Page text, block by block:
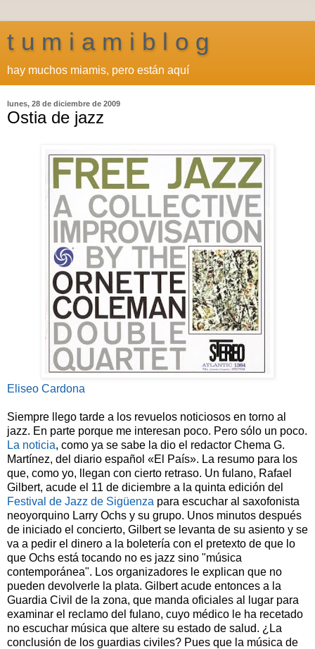
t u m i a m i b l o g
hay muchos miamis, pero están aquí
lunes, 28 de diciembre de 2009
Ostia de jazz
Eliseo Cardona
Siempre llego tarde a los revuelos noticiosos en torno al
jazz. En parte porque me interesan poco. Pero sólo un poco.
La noticia, como ya se sabe la dio el redactor Chema G.
Martínez, del diario español «El País». La resumo para los
que, como yo, llegan con cierto retraso. Un fulano, Rafael
Gilbert, acude el 11 de diciembre a la quinta edición del
Festival de Jazz de Sigüenza para escuchar al saxofonista
neoyorquino Larry Ochs y su grupo. Unos minutos después
de iniciado el concierto, Gilbert se levanta de su asiento y se
va a pedir el dinero a la boletería con el pretexto de que lo
que Ochs está tocando no es jazz sino "música
contemporánea". Los organizadores le explican que no
pueden devolverle la plata. Gilbert acude entonces a la
Guardia Civil de la zona, que manda oficiales al lugar para
examinar el reclamo del fulano, cuyo médico le ha recetado
no escuchar música que altere su estado de salud. ¿La
conclusión de los guardias civiles? Pues que la música de